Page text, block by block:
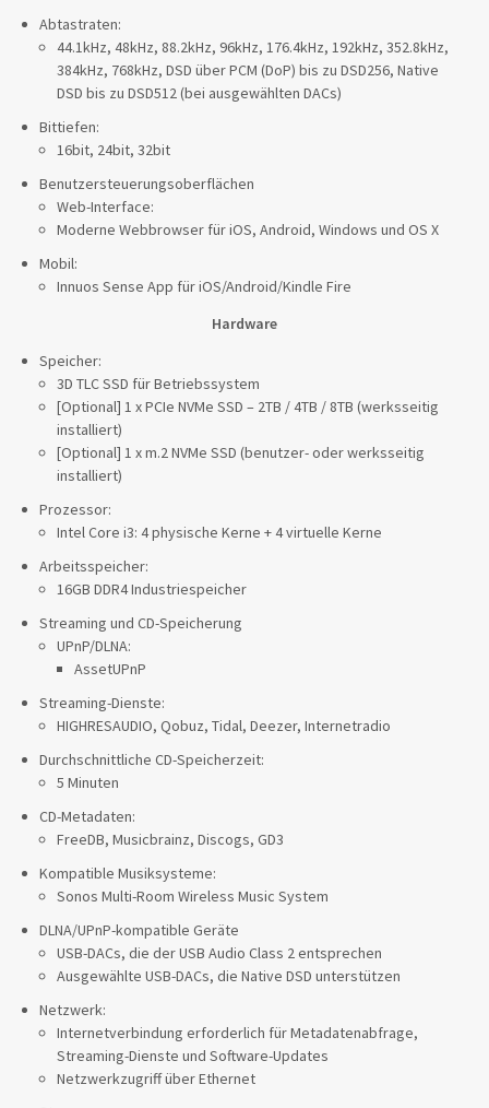
Abtastraten:
44.1kHz, 48kHz, 88.2kHz, 96kHz, 176.4kHz, 192kHz, 352.8kHz,
384kHz, 768kHz, DSD über PCM (DoP) bis zu DSD256, Native
DSD bis zu DSD512 (bei ausgewählten DACs)
Bittiefen:
16bit, 24bit, 32bit
Benutzersteuerungsoberflächen
Web-Interface:
Moderne Webbrowser für iOS, Android, Windows und OS X
Mobil:
Innuos Sense App für iOS/Android/Kindle Fire
Hardware
Speicher:
3D TLC SSD für Betriebssystem
[Optional] 1 x PCIe NVMe SSD – 2TB / 4TB / 8TB (werksseitig
installiert)
[Optional] 1 x m.2 NVMe SSD (benutzer- oder werksseitig
installiert)
Prozessor:
Intel Core i3: 4 physische Kerne + 4 virtuelle Kerne
Arbeitsspeicher:
16GB DDR4 Industriespeicher
Streaming und CD-Speicherung
UPnP/DLNA:
AssetUPnP
Streaming-Dienste:
HIGHRESAUDIO, Qobuz, Tidal, Deezer, Internetradio
Durchschnittliche CD-Speicherzeit:
5 Minuten
CD-Metadaten:
FreeDB, Musicbrainz, Discogs, GD3
Kompatible Musiksysteme:
Sonos Multi-Room Wireless Music System
DLNA/UPnP-kompatible Geräte
USB-DACs, die der USB Audio Class 2 entsprechen
Ausgewählte USB-DACs, die Native DSD unterstützen
Netzwerk:
Internetverbindung erforderlich für Metadatenabfrage,
Streaming-Dienste und Software-Updates
Netzwerkzugriff über Ethernet